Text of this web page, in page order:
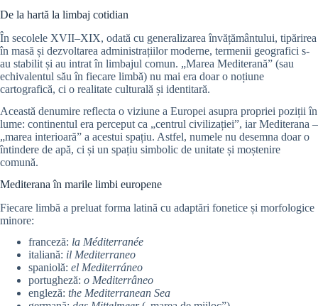
De la hartă la limbaj cotidian
În secolele XVII–XIX, odată cu generalizarea învățământului, tipărirea
în masă și dezvoltarea administrațiilor moderne, termenii geografici s-
au stabilit și au intrat în limbajul comun. „Marea Mediterană” (sau
echivalentul său în fiecare limbă) nu mai era doar o noțiune
cartografică, ci o realitate culturală și identitară.
Această denumire reflecta o viziune a Europei asupra propriei poziții în
lume: continentul era perceput ca „centrul civilizației”, iar Mediterana –
„marea interioară” a acestui spațiu. Astfel, numele nu desemna doar o
întindere de apă, ci și un spațiu simbolic de unitate și moștenire
comună.
Mediterana în marile limbi europene
Fiecare limbă a preluat forma latină cu adaptări fonetice și morfologice
minore:
franceză: la Méditerranée
italiană: il Mediterraneo
spaniolă: el Mediterráneo
portugheză: o Mediterrâneo
engleză: the Mediterranean Sea